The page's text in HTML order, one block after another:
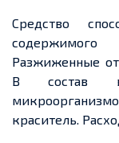
Средство
Разжиженные
В состав
краситель.